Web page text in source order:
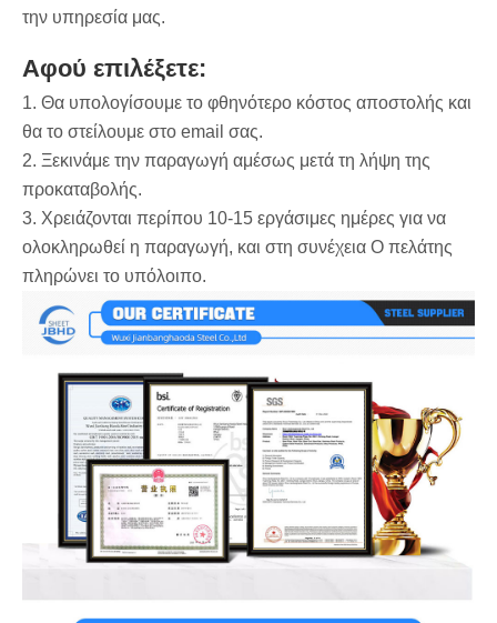
την υπηρεσία μας.
Αφού επιλέξετε:
1. Θα υπολογίσουμε το φθηνότερο κόστος αποστολής και
θα το στείλουμε στο email σας.
2. Ξεκινάμε την παραγωγή αμέσως μετά τη λήψη της
προκαταβολής.
3. Χρειάζονται περίπου 10-15 εργάσιμες ημέρες για να
ολοκληρωθεί η παραγωγή, και στη συνέχεια Ο πελάτης
πληρώνει το υπόλοιπο.